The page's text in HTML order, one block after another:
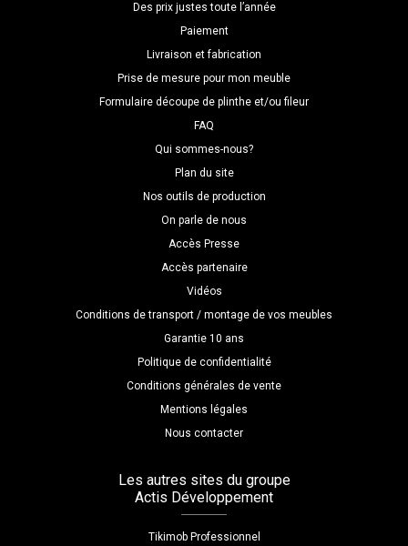
Des prix justes toute l’année
Paiement
Livraison et fabrication
Prise de mesure pour mon meuble
Formulaire découpe de plinthe et/ou fileur
FAQ
Qui sommes-nous?
Plan du site
Nos outils de production
On parle de nous
Accès Presse
Accès partenaire
Vidéos
Conditions de transport / montage de vos meubles
Garantie 10 ans
Politique de confidentialité
Conditions générales de vente
Mentions légales
Nous contacter
Les autres sites du groupe
Actis Développement
Tikimob Professionnel